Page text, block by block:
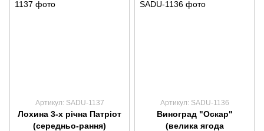
Артикул: SADU-1137
Лохина 3-х річна Патріот
(середньо-рання)
Артикул: SADU-1136
Виноград "Оскар"
(велика ягода